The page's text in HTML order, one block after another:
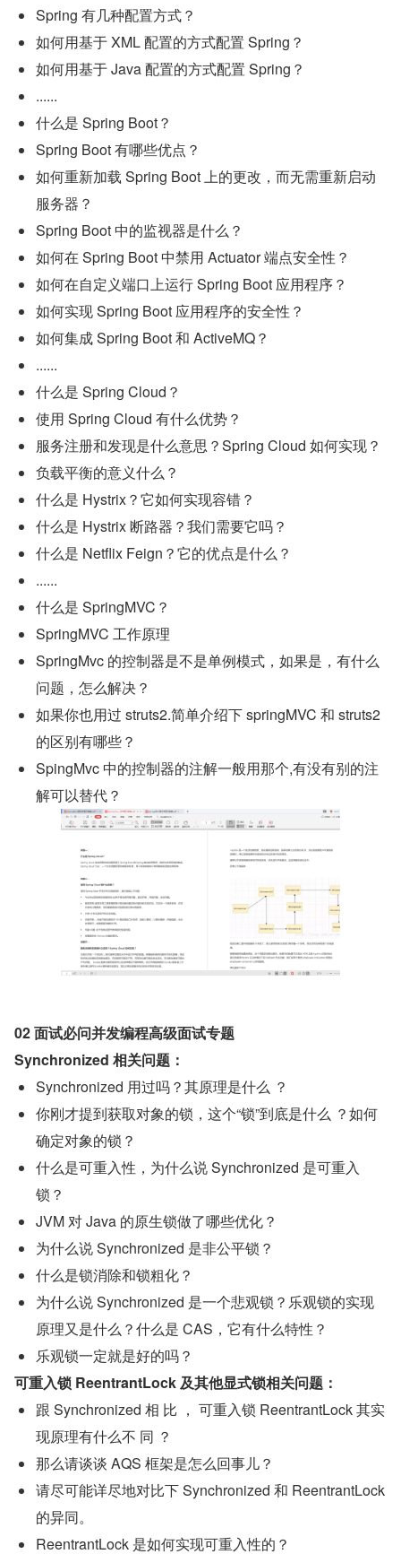
Spring 有几种配置方式？
如何用基于 XML 配置的方式配置 Spring？
如何用基于 Java 配置的方式配置 Spring？
......
什么是 Spring Boot？
Spring Boot 有哪些优点？
如何重新加载 Spring Boot 上的更改，而无需重新启动
服务器？
Spring Boot 中的监视器是什么？
如何在 Spring Boot 中禁用 Actuator 端点安全性？
如何在自定义端口上运行 Spring Boot 应用程序？
如何实现 Spring Boot 应用程序的安全性？
如何集成 Spring Boot 和 ActiveMQ？
......
什么是 Spring Cloud？
使用 Spring Cloud 有什么优势？
服务注册和发现是什么意思？Spring Cloud 如何实现？
负载平衡的意义什么？
什么是 Hystrix？它如何实现容错？
什么是 Hystrix 断路器？我们需要它吗？
什么是 Netflix Feign？它的优点是什么？
......
什么是 SpringMVC？
SpringMVC 工作原理
SpringMvc 的控制器是不是单例模式，如果是，有什么
问题，怎么解决？
如果你也用过 struts2.简单介绍下 springMVC 和 struts2
的区别有哪些？
SpingMvc 中的控制器的注解一般用那个,有没有别的注
解可以替代？
02 面试必问并发编程高级面试专题
Synchronized 相关问题：
Synchronized 用过吗？其原理是什么 ？
你刚才提到获取对象的锁，这个“锁”到底是什么 ？如何
确定对象的锁？
什么是可重入性，为什么说 Synchronized 是可重入
锁？
JVM 对 Java 的原生锁做了哪些优化？
为什么说 Synchronized 是非公平锁？
什么是锁消除和锁粗化？
为什么说 Synchronized 是一个悲观锁？乐观锁的实现
原理又是什么？什么是 CAS，它有什么特性？
乐观锁一定就是好的吗？
可重入锁 ReentrantLock 及其他显式锁相关问题：
跟 Synchronized 相 比 ， 可重入锁 ReentrantLock 其实
现原理有什么不 同 ？
那么请谈谈 AQS 框架是怎么回事儿？
请尽可能详尽地对比下 Synchronized 和 ReentrantLock
的异同。
ReentrantLock 是如何实现可重入性的？